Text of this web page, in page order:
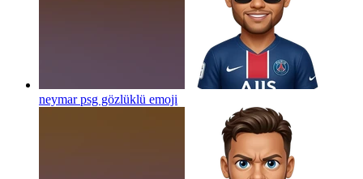
neymar psg gözlüklü emoji